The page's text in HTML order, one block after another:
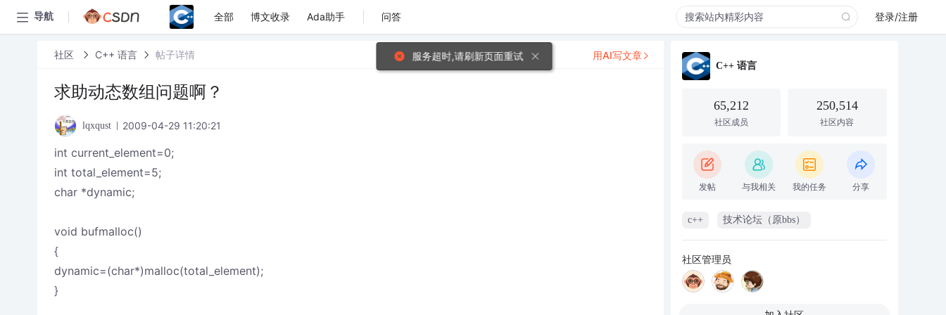
导航 全部 博文收录 Ada助手 问答 登录/注册
社区 C++ 语言 帖子详情
求助动态数组问题啊？
lqxqust 2009-04-29 11:20:21
int current_element=0;
int total_element=5;
char *dynamic;
void bufmalloc()
{
dynamic=(char*)malloc(total_element);
}
用AI写文章
C++ 语言
65,212
社区成员
250,514
社区内容
发帖 与我相关 我的任务 分享
c++ 技术论坛（原bbs）
社区管理员
服务超时,请刷新页面重试